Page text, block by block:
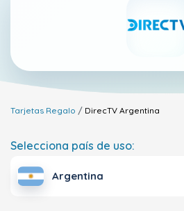
Tarjetas Regalo DirecTV Argentina
Selecciona país de uso:
Argentina